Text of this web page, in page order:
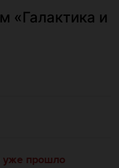
«Галактика и
уже прошло